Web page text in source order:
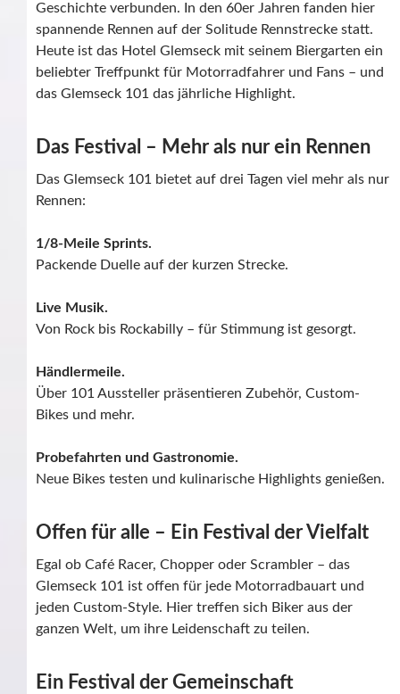
Geschichte verbunden. In den 60er Jahren fanden hier
spannende Rennen auf der Solitude Rennstrecke statt.
Heute ist das Hotel Glemseck mit seinem Biergarten ein
beliebter Treffpunkt für Motorradfahrer und Fans – und
das Glemseck 101 das jährliche Highlight.
Das Festival – Mehr als nur ein Rennen
Das Glemseck 101 bietet auf drei Tagen viel mehr als nur
Rennen:
1/8-Meile Sprints.
Packende Duelle auf der kurzen Strecke.
Live Musik.
Von Rock bis Rockabilly – für Stimmung ist gesorgt.
Händlermeile.
Über 101 Aussteller präsentieren Zubehör, Custom-
Bikes und mehr.
Probefahrten und Gastronomie.
Neue Bikes testen und kulinarische Highlights genießen.
Offen für alle – Ein Festival der Vielfalt
Egal ob Café Racer, Chopper oder Scrambler – das
Glemseck 101 ist offen für jede Motorradbauart und
jeden Custom-Style. Hier treffen sich Biker aus der
ganzen Welt, um ihre Leidenschaft zu teilen.
Ein Festival der Gemeinschaft